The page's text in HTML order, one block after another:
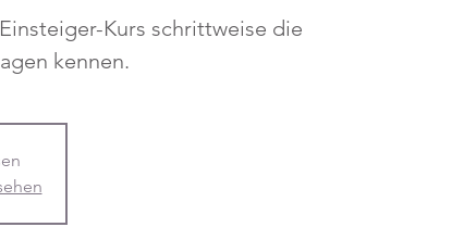
Kurs schrittweise die
kennen.